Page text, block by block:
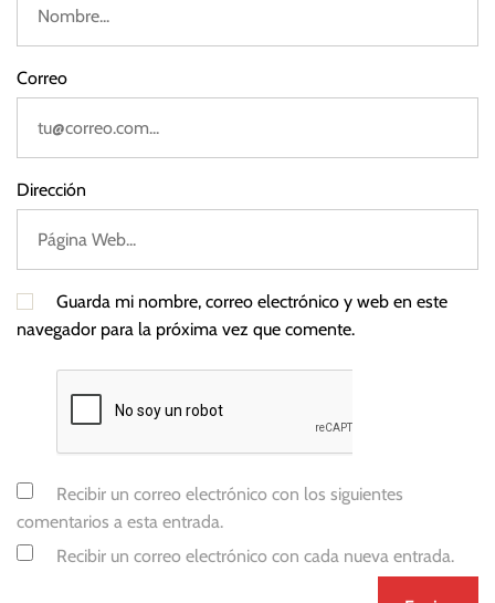
n
a
Correo
Dirección
Guarda mi nombre, correo electrónico y web en este
navegador para la próxima vez que comente.
Recibir un correo electrónico con los siguientes
comentarios a esta entrada.
Recibir un correo electrónico con cada nueva entrada.